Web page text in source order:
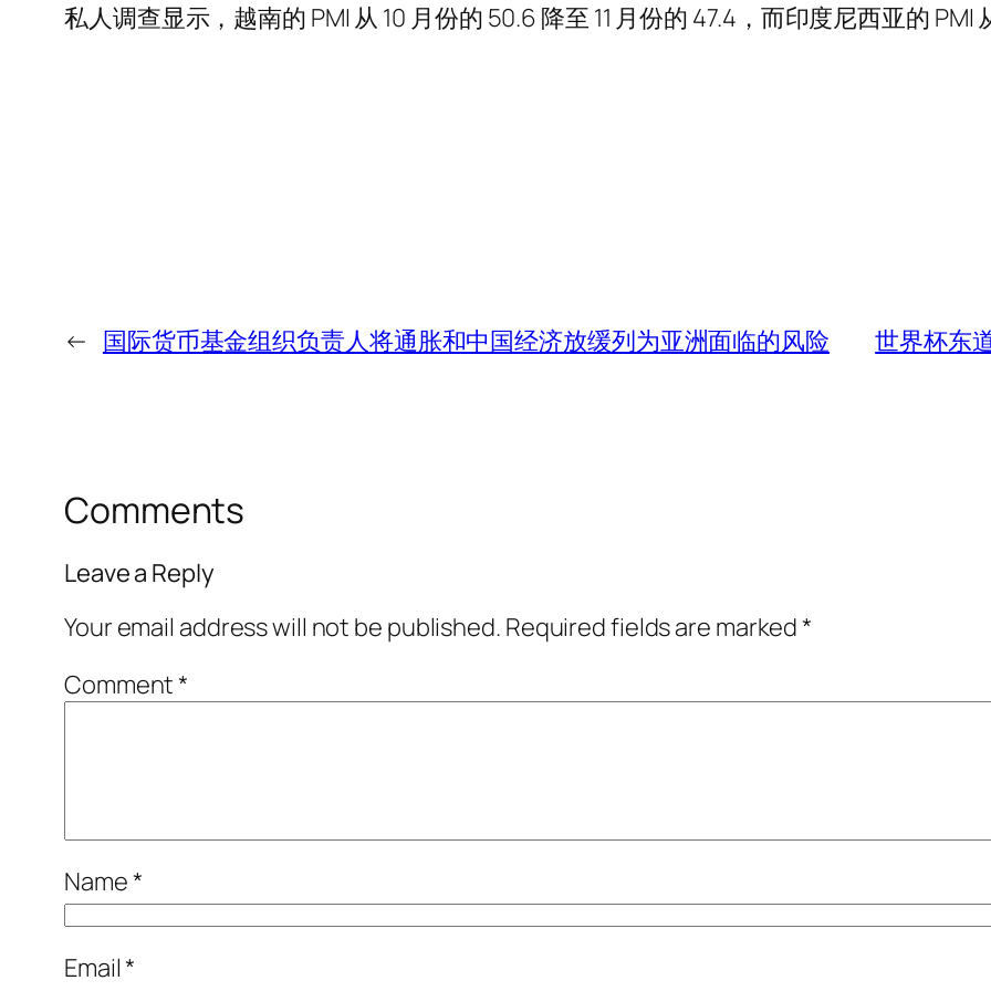
私人调查显示，越南的 PMI 从 10 月份的 50.6 降至 11 月份的 47.4，而印度尼西亚的 PMI
← 国际货币基金组织负责人将通胀和中国经济放缓列为亚洲面临的风险 世界杯东
Comments
Leave a Reply
Your email address will not be published. Required fields are marked*
Comment*
Name*
Email*